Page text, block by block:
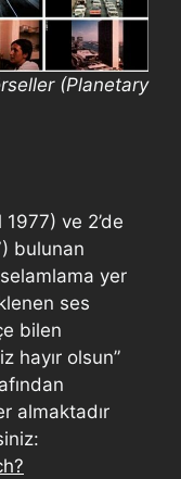
(Planetary
ve 2’de
bulunan
yer
ses
bilen
hayır olsun”
almaktadır